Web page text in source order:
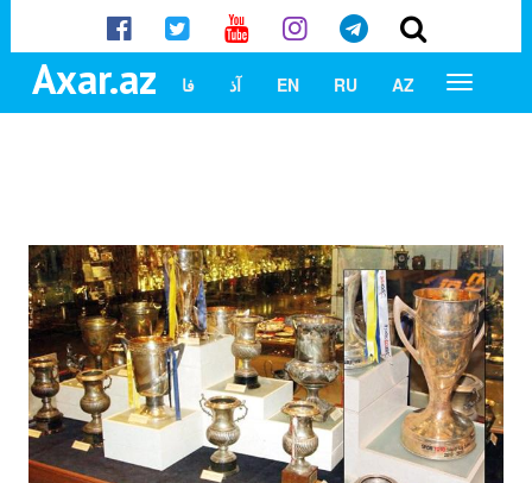
Axar.az AZ
RU
EN آذ فا